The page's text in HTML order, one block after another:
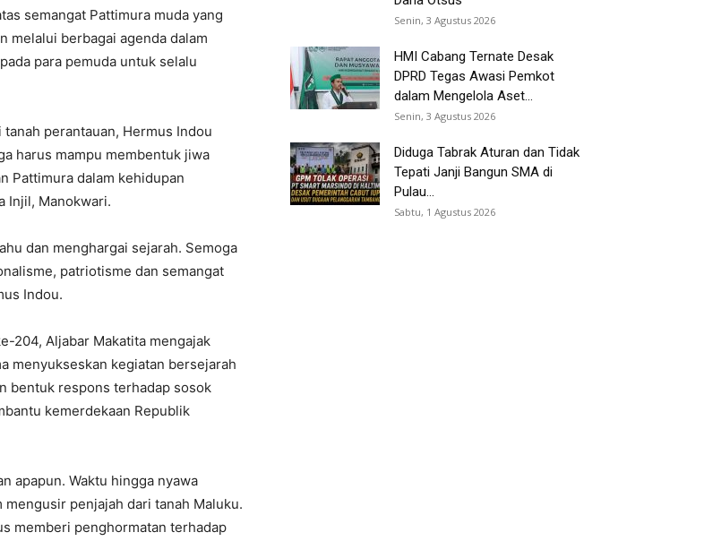
semangat Pattimura muda yang
melalui berbagai agenda dalam
para pemuda untuk selalu
perantauan, Hermus Indou
harus mampu membentuk jiwa
Pattimura dalam kehidupan
Injil, Manokwari.
dan menghargai sejarah. Semoga
patriotisme dan semangat
Indou.
204, Aljabar Makatita mengajak
menyukseskan kegiatan bersejarah
bentuk respons terhadap sosok
kemerdekaan Republik
apapun. Waktu hingga nyawa
penjajah dari tanah Maluku.
memberi penghormatan terhadap
Senin, 3 Agustus 2026
HMI Cabang Ternate Desak
DPRD Tegas Awasi Pemkot
dalam Mengelola Aset...
Senin, 3 Agustus 2026
Diduga Tabrak Aturan dan Tidak
Tepati Janji Bangun SMA di
Pulau...
Sabtu, 1 Agustus 2026